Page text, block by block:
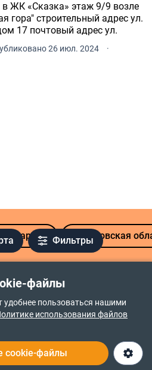
файлы
удобнее пользоваться нашими
использования файлов
cookie-файлы
Фильтры
квартир Харьковская
в ЖК «Сказка» этаж 9/9 возле
строительный адрес ул.
Полтавский шлях 186, дом 17 почтовый адрес ул.
26 июл. 2024
·